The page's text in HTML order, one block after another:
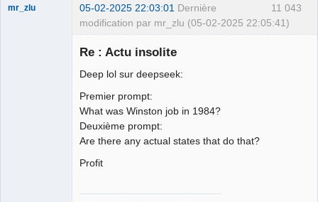
11 043
mr_zlu 05-02-2025 22:03:01 Dernière
modification par mr_zlu (05-02-2025 22:05:41)
Re : Actu insolite
Deep lol sur deepseek:
Premier prompt:
What was Winston job in 1984?
Deuxième prompt:
Are there any actual states that do that?
Profit